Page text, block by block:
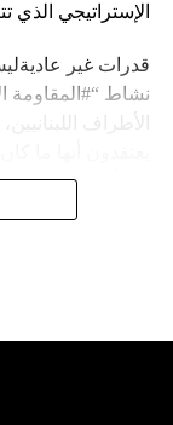
الإستراتيجي الذي
قدرات غير
نشاط “#المقاومة
الأطراف
إلى أن المقاومة
إجماع داخلي، وإن